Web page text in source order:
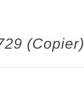
(Copier)